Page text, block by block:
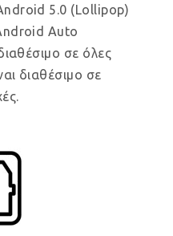
5.0 (Lollipop)
Auto
σε όλες
διαθέσιμο σε